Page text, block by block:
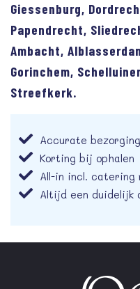
Giessenburg,
Papendrecht,
Ambacht,
Gorinchem,
Streefkerk.
Accurate bezorging
Korting bij ophalen
All-in incl. catering
Altijd een duidelijk